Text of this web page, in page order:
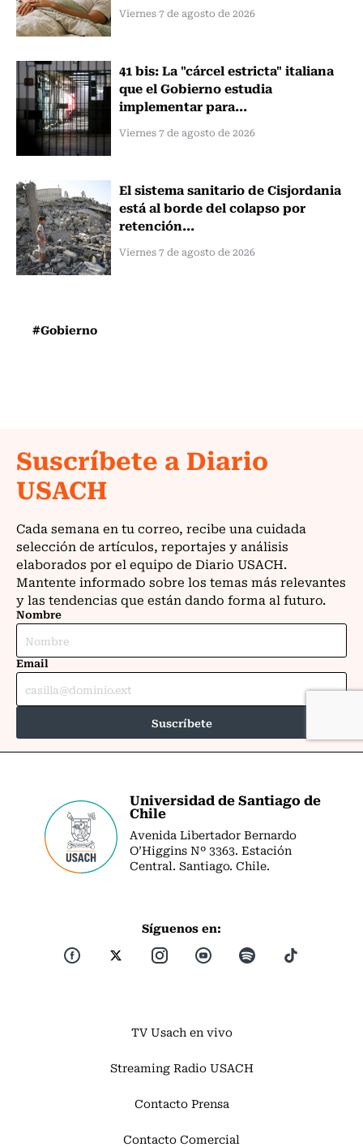
Viernes 7 de agosto de 2026
41 bis: La "cárcel estricta" italiana
que el Gobierno estudia
implementar para...
Viernes 7 de agosto de 2026
El sistema sanitario de Cisjordania
está al borde del colapso por
retención...
Viernes 7 de agosto de 2026
#Gobierno
Universidad de Santiago de
Chile
Avenida Libertador Bernardo
O’Higgins Nº 3363. Estación
Central. Santiago. Chile.
Síguenos en:
TV Usach en vivo
Streaming Radio USACH
Contacto Prensa
Contacto Comercial